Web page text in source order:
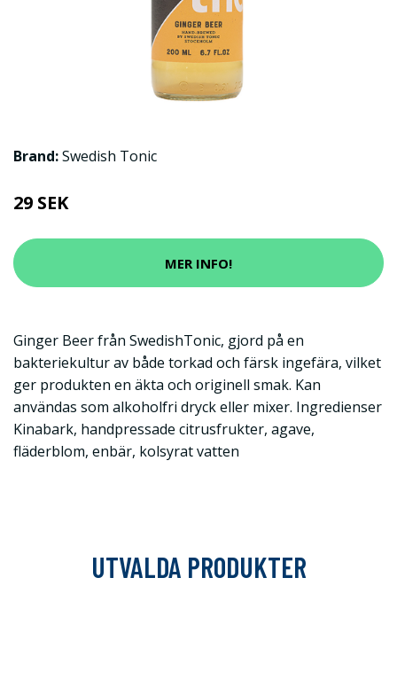
Brand:Swedish Tonic
29 SEK
MER INFO!
Ginger Beer från SwedishTonic, gjord på en
bakteriekultur av både torkad och färsk ingefära, vilket
ger produkten en äkta och originell smak. Kan
användas som alkoholfri dryck eller mixer. Ingredienser
Kinabark, handpressade citrusfrukter, agave,
fläderblom, enbär, kolsyrat vatten
UTVALDA PRODUKTER